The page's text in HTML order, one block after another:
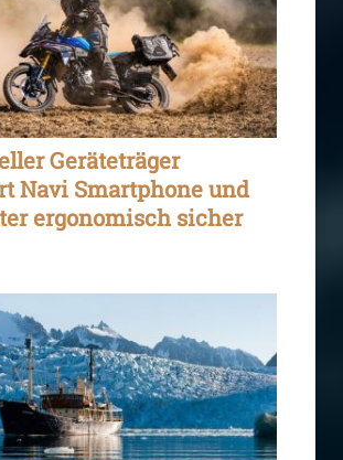
Geräteträger
Navi Smartphone und
ergonomisch sicher